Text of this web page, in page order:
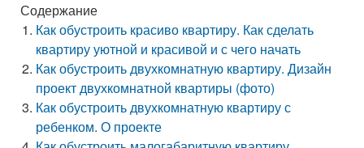
Содержание
Как обустроить красиво квартиру. Как сделать
квартиру уютной и красивой и с чего начать
Как обустроить двухкомнатную квартиру. Дизайн
проект двухкомнатной квартиры (фото)
Как обустроить двухкомнатную квартиру с
ребенком. О проекте